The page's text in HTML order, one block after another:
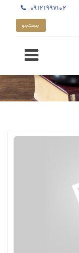
۰۹۱۲۱۹۹۷۱۰۲